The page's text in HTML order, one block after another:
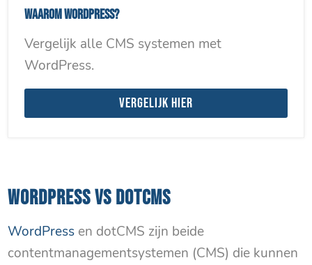
Waarom WordPress?
Vergelijk alle CMS systemen met
WordPress.
Vergelijk hier
WORDPRESS VS DOTCMS
WordPress en dotCMS zijn beide
contentmanagementsystemen (CMS) die kunnen